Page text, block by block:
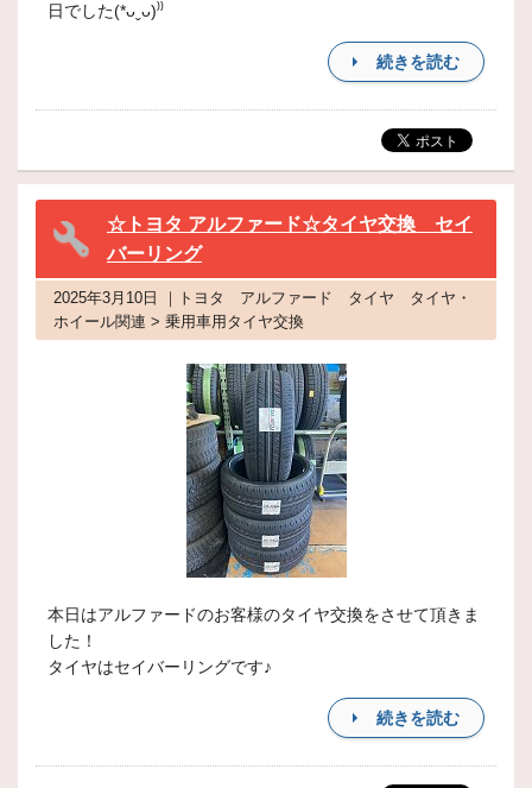
日でした(*ᴗˬᴗ)⁾⁾
続きを読む
☆トヨタ アルファード☆タイヤ交換 セイ
バーリング
2025年3月10日 ｜トヨタ アルファード タイヤ タイヤ・
ホイール関連 > 乗用車用タイヤ交換
本日はアルファードのお客様のタイヤ交換をさせて頂きま
した！
タイヤはセイバーリングです♪
続きを読む